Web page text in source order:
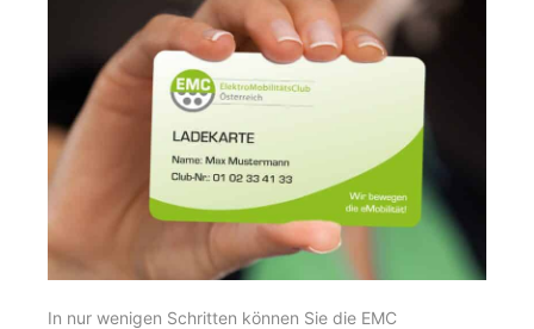
In nur wenigen Schritten können Sie die EMC